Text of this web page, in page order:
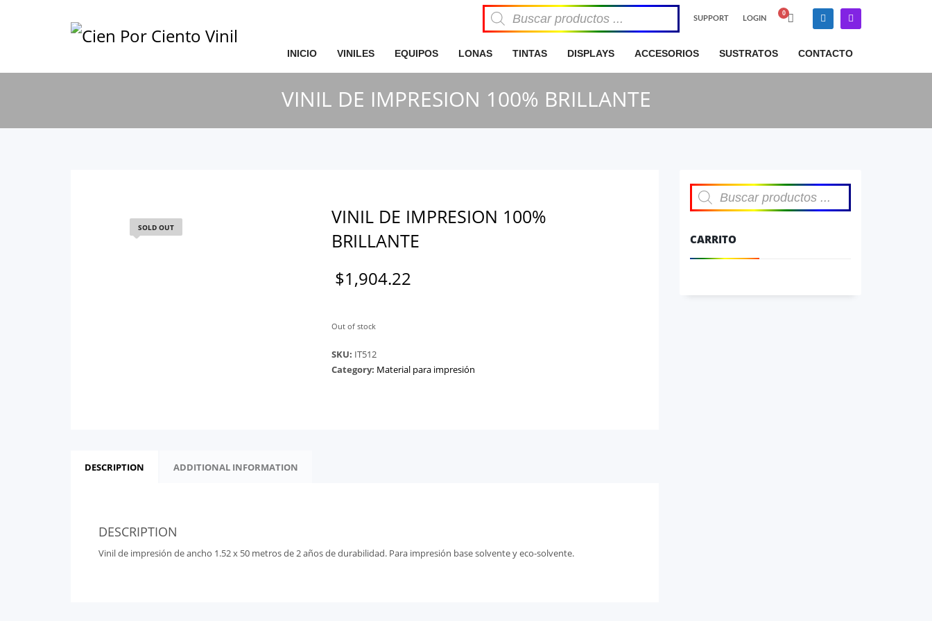
Archivos
Sin categoría
Búsqueda
de
productos
SUPPORT LOGIN
INICIO VINILES EQUIPOS LONAS TINTAS DISPLAYS ACCESORIOS SUSTRATOS CONTACTO
VINIL DE IMPRESION 100% BRILLANTE
SOLD OUT
VINIL DE IMPRESION 100%
BRILLANTE
$1,904.22
Out of stock
SKU: IT512
Category: Material para impresión
DESCRIPTION ADDITIONAL INFORMATION
DESCRIPTION
Vinil de impresión de ancho 1.52 x 50 metros de 2 años de durabilidad. Para impresión base solvente y eco-solvente.
Búsqueda
de
productos
CARRITO